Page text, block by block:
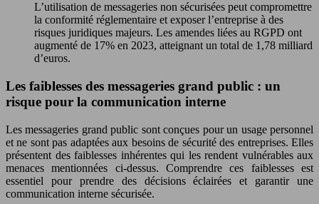
L’utilisation de messageries non sécurisées peut compromettre
la conformité réglementaire et exposer l’entreprise à des
risques juridiques majeurs. Les amendes liées au RGPD ont
augmenté de 17% en 2023, atteignant un total de 1,78 milliard
d’euros.
Les faiblesses des messageries grand public : un
risque pour la communication interne
Les messageries grand public sont conçues pour un usage personnel
et ne sont pas adaptées aux besoins de sécurité des entreprises. Elles
présentent des faiblesses inhérentes qui les rendent vulnérables aux
menaces mentionnées ci-dessus. Comprendre ces faiblesses est
essentiel pour prendre des décisions éclairées et garantir une
communication interne sécurisée.